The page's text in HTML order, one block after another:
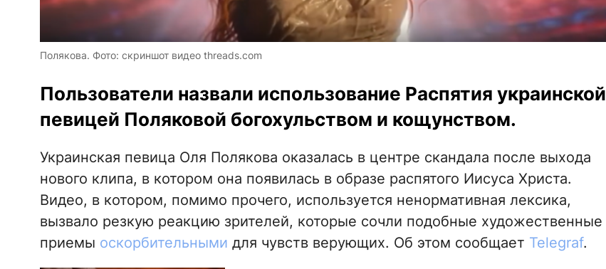
Полякова. Фото: скриншот видео threads.com
Пользователи назвали использование Распятия украинской
певицей Поляковой богохульством и кощунством.
Украинская певица Оля Полякова оказалась в центре скандала после выхода
нового клипа, в котором она появилась в образе распятого Иисуса Христа.
Видео, в котором, помимо прочего, используется ненормативная лексика,
вызвало резкую реакцию зрителей, которые сочли подобные художественные
приемы оскорбительными для чувств верующих. Об этом сообщает Telegraf.